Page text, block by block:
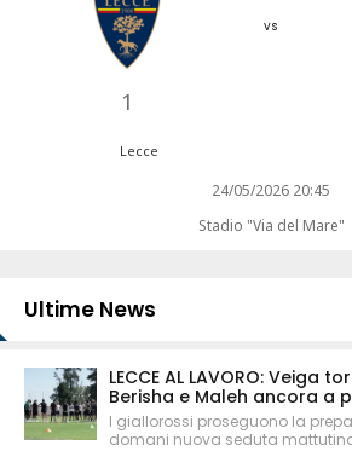
1
vs
Lecce
24/05/2026 20:45
Stadio "Via del Mare"
Ultime News
LECCE AL LAVORO: Veiga
Berisha e Maleh ancora a
I giallorossi proseguono la
domani nuova seduta